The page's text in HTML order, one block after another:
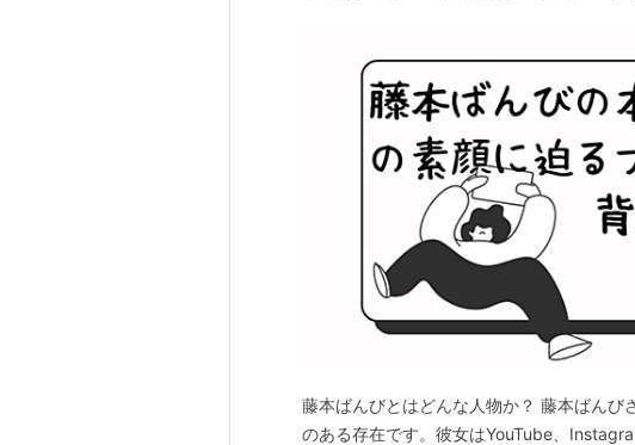
藤本ばんびとはどんな人物か？ 藤本ばんび
のある存在です。彼女はYouTube、